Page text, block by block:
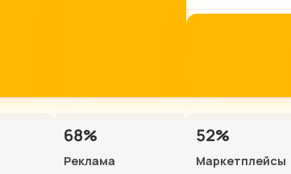
68%
Реклама
52%
Маркетплейсы